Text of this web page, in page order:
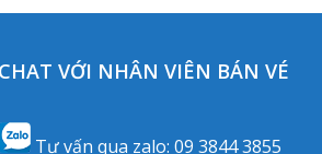
CHAT VỚI NHÂN VIÊN BÁN VÉ
Tư vấn qua zalo: 09 3844 3855